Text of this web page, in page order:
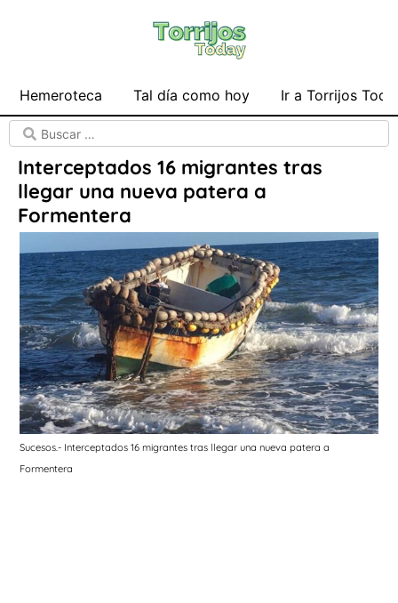
Hemeroteca Tal día como hoy Ir a Torrijos
Interceptados 16 migrantes tras
llegar una nueva patera a
Formentera
Sucesos.- Interceptados 16 migrantes tras llegar una nueva patera a
Formentera